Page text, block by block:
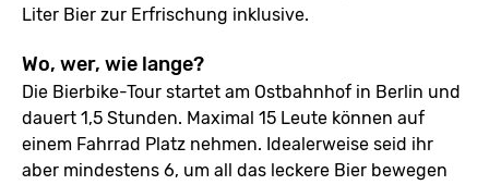
Liter Bier zur Erfrischung inklusive.
Wo, wer, wie lange?
Die Bierbike-Tour startet am Ostbahnhof in Berlin und
dauert 1,5 Stunden. Maximal 15 Leute können auf
einem Fahrrad Platz nehmen. Idealerweise seid ihr
aber mindestens 6, um all das leckere Bier bewegen